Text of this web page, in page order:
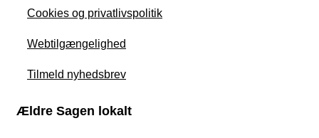
Cookies og privatlivspolitik
Webtilgængelighed
Tilmeld nyhedsbrev
Ældre Sagen lokalt